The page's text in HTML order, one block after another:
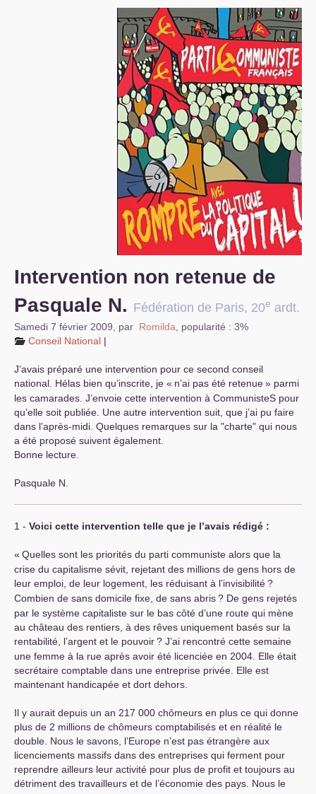
Intervention non retenue de
Pasquale N. Fédération de Paris, 20e ardt.
Samedi 7 février 2009 par Romilda
popularité : 3%
Conseil National |
J’avais préparé une intervention pour ce second conseil
national. Hélas bien qu’inscrite, je « n’ai pas été retenue» parmi
les camarades. J’envoie cette intervention à CommunisteS pour
qu’elle soit publiée. Une autre intervention suit, que j’ai pu faire
dans l’après-midi. Quelques remarques sur la "charte" qui nous
a été proposé suivent également.
Bonne lecture.
Pasquale N.
1 - Voici cette intervention telle que je l’avais rédigé :
« Quelles sont les priorités du parti communiste alors que la
crise du capitalisme sévit, rejetant des millions de gens hors de
leur emploi, de leur logement, les réduisant à l’invisibilité?
Combien de sans domicile fixe, de sans abris? De gens rejetés
par le système capitaliste sur le bas côté d’une route qui mène
au château des rentiers, à des rêves uniquement basés sur la
rentabilité, l’argent et le pouvoir? J’ai rencontré cette semaine
une femme à la rue après avoir été licenciée en 2004. Elle était
secrétaire comptable dans une entreprise privée. Elle est
maintenant handicapée et dort dehors.
Il y aurait depuis un an 217 000 chômeurs en plus ce qui donne
plus de 2 millions de chômeurs comptabilisés et en réalité le
double. Nous le savons, l’Europe n’est pas étrangère aux
licenciements massifs dans des entreprises qui ferment pour
reprendre ailleurs leur activité pour plus de profit et toujours au
détriment des travailleurs et de l’économie des pays. Nous le